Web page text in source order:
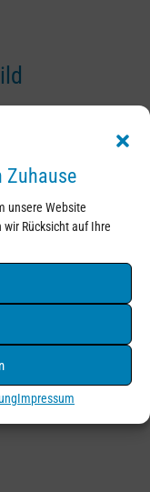
Zuhause
unsere Website
Rücksicht auf Ihre
Impressum